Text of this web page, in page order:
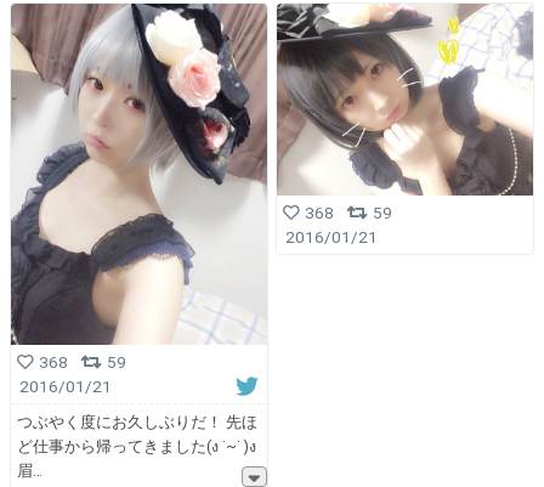
368
59
2016/01/21
つぶやく度にお久しぶりだ！ 先ほ
ど仕事から帰ってきました(ง ˙~˙ )ง
眉
368
59
2016/01/21